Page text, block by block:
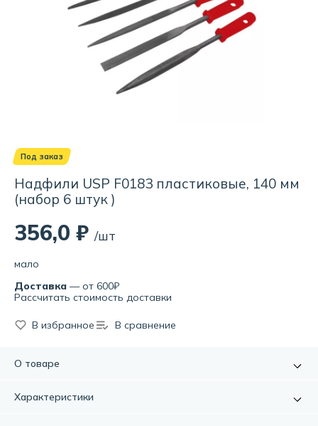
Под заказ
Надфили USP F0183 пластиковые, 140 мм
(набор 6 штук )
356,0 ₽ /шт
мало
Доставка — от 600₽
Рассчитать стоимость доставки
В избранное В сравнение
О товаре
очень полезное приобретение. Надфили отлично
Характеристики